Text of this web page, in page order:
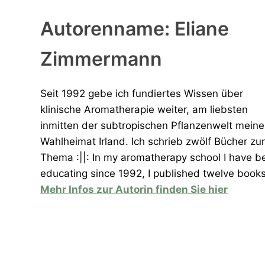
Autorenname: Eliane
Zimmermann
Seit 1992 gebe ich fundiertes Wissen über
klinische Aromatherapie weiter, am liebsten
inmitten der subtropischen Pflanzenwelt
Wahlheimat Irland. Ich schrieb zwölf Bücher
Thema :||: In my aromatherapy school I have
educating since 1992, I published twelve
Mehr Infos zur Autorin finden Sie hier